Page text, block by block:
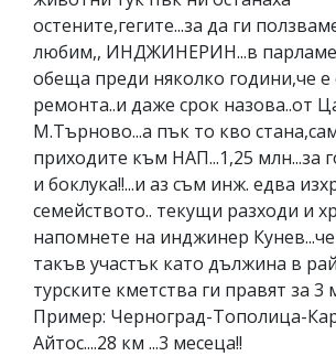
остените,гегите...за да ги
любим,, ИНДЖИНЕРИН...в
обеща преди няколко години,че е
ремонта..и даже срок назова..от
М.Търново...а пък то кво
приходите към НАП...1,25 млн...за
и боклука!!...и аз съм инж. едва
семейството.. текущи разходи и
напомнете на инджинер
такъв участък като дължина в
турските кметства ги правят за 3
Пример: Черноград-Тополица-
Айтос....28 км ...3 месеца!!